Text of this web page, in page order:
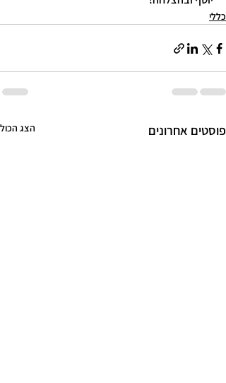
כללי
פוסטים אחרונים הצג הכול